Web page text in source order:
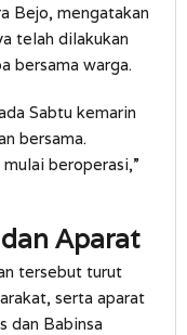
Bejo, mengatakan
telah dilakukan
bersama warga.
Sabtu kemarin
bersama.
beroperasi,”
Aparat
tersebut turut
serta aparat
dan Babinsa